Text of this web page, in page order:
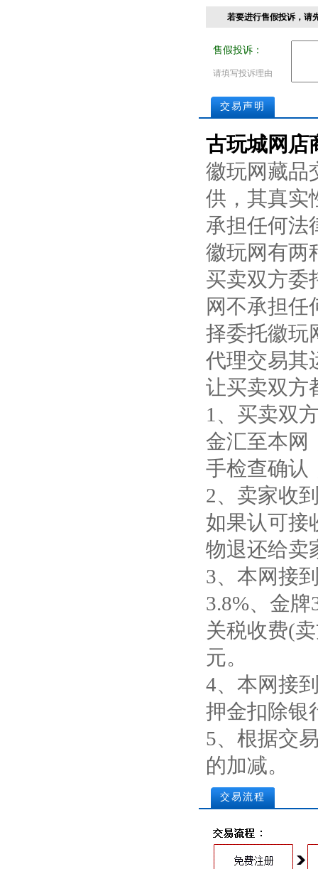
若要进行售假投诉，请
售假投诉：
请填写投诉理由
交易声明
古玩城网店
徽玩网藏品
供，其真实
承担任何法
徽玩网有两
买卖双方委
网不承担任
择委托徽玩
代理交易其
让买卖双方
1、买卖双
金汇至本网
手检查确认
2、卖家收
如果认可接
物退还给卖
3、本网接
3.8%、金
关税收费(
元。
4、本网接
押金扣除银
5、根据交
的加减。
交易流程